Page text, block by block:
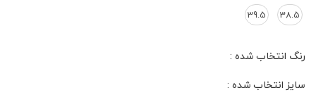
38.5
39.5
رنگ انتخاب شده :
سایز انتخاب شده :